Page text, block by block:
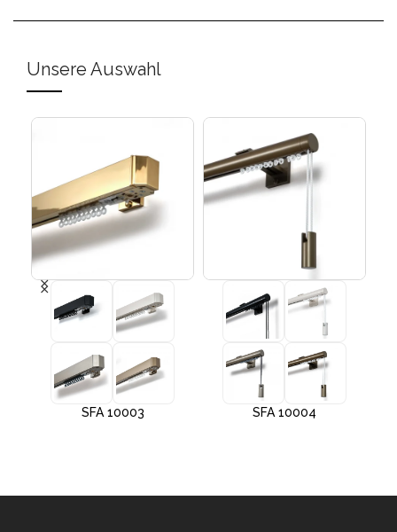
Unsere Auswahl
SFA 10003 SFA 10004